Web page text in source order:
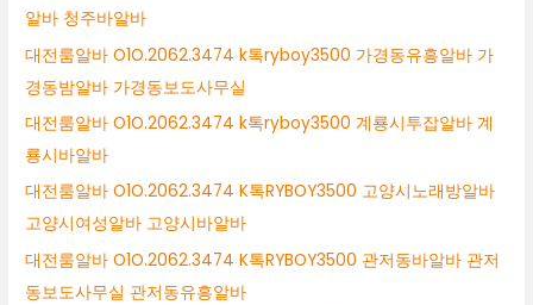
알바 청주바알바
대전룸알바 O1O.2062.3474 k톡ryboy3500 가경동유흥알바 가
경동밤알바 가경동보도사무실
대전룸알바 O1O.2062.3474 k톡ryboy3500 계룡시투잡알바 계
룡시바알바
대전룸알바 O1O.2062.3474 K톡RYBOY3500 고양시노래방알바
고양시여성알바 고양시바알바
대전룸알바 O1O.2062.3474 K톡RYBOY3500 관저동바알바 관저
동보도사무실 관저동유흥알바